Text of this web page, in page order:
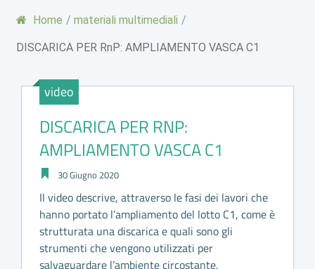
Home / materiali multimediali /
DISCARICA PER RnP: AMPLIAMENTO VASCA C1
video
DISCARICA PER RNP:
AMPLIAMENTO VASCA C1
30 Giugno 2020
Il video descrive, attraverso le fasi dei lavori che
hanno portato l’ampliamento del lotto C1, come è
strutturata una discarica e quali sono gli
strumenti che vengono utilizzati per
salvaguardare l’ambiente circostante.